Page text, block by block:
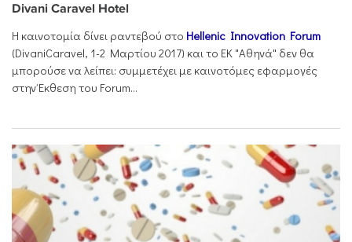
Divani Caravel Hotel
Η καινοτομία δίνει ραντεβού στο Hellenic Innovation Forum
(DivaniCaravel, 1-2 Mαρτίου 2017) και το ΕΚ "Αθηνά" δεν θα
μπορούσε να λείπει: συμμετέχει με καινοτόμες εφαρμογές
στην Έκθεση του Forum...